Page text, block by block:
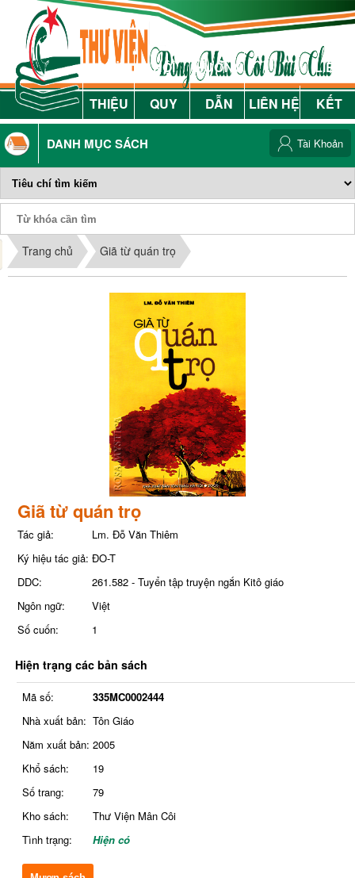
GIỚI
THIỆU
NỘI
QUY
HƯỚNG
DẪN
LIÊN HỆ
LIÊN
KẾT
DANH MỤC SÁCH
Phiếu Sách
Tài Khoản
Trang chủ Giã từ quán trọ
Giã từ quán trọ
Tác giả:
Lm. Đỗ Văn Thiêm
Ký hiệu tác giả: ĐO-T
DDC:
261.582 - Tuyển tập truyện ngắn Kitô giáo
Ngôn ngữ:
Việt
Số cuốn:
1
Hiện trạng các bản sách
Mã số:
335MC0002444
Nhà xuất bản: Tôn Giáo
Năm xuất bản: 2005
Khổ sách:
19
Số trang:
79
Kho sách:
Thư Viện Mân Côi
Tình trạng:
Hiện có